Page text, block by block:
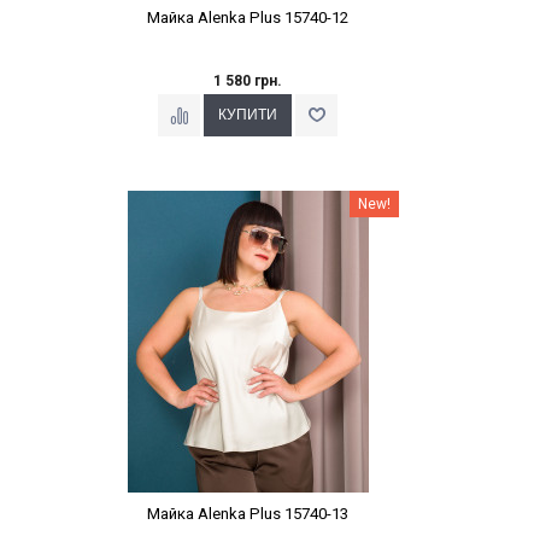
Майка Alenka Plus 15740-12
1 580 грн.
Наклейки Варіант з % New!
Майка Alenka Plus 15740-13